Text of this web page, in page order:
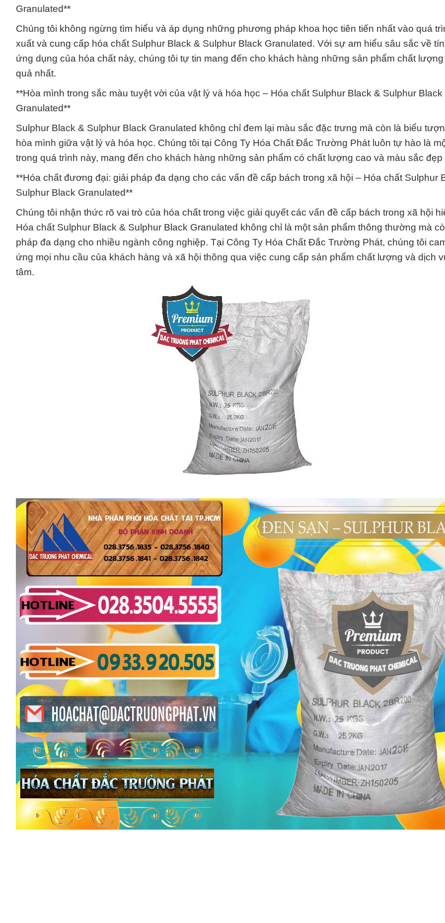
Granulated**
Chúng tôi không ngừng tìm hiểu và áp dụng những phương pháp khoa học tiên tiến nhất vào quá
xuất và cung cấp hóa chất Sulphur Black & Sulphur Black Granulated. Với sự am hiểu sâu sắc về
ứng dụng của hóa chất này, chúng tôi tự tin mang đến cho khách hàng những sản phẩm chất
quả nhất.
**Hòa mình trong sắc màu tuyệt vời của vật lý và hóa học – Hóa chất Sulphur Black & Sulphur Black
Granulated**
Sulphur Black & Sulphur Black Granulated không chỉ đem lại màu sắc đặc trưng mà còn là biểu
hòa mình giữa vật lý và hóa học. Chúng tôi tại Công Ty Hóa Chất Đắc Trường Phát luôn tự hào là
trong quá trình này, mang đến cho khách hàng những sản phẩm có chất lượng cao và màu sắc đẹp
**Hóa chất đương đại: giải pháp đa dạng cho các vấn đề cấp bách trong xã hội – Hóa chất Sulphur
Sulphur Black Granulated**
Chúng tôi nhận thức rõ vai trò của hóa chất trong việc giải quyết các vấn đề cấp bách trong xã hội
Hóa chất Sulphur Black & Sulphur Black Granulated không chỉ là một sản phẩm thông thường mà
pháp đa dạng cho nhiều ngành công nghiệp. Tại Công Ty Hóa Chất Đắc Trường Phát, chúng tôi
ứng mọi nhu cầu của khách hàng và xã hội thông qua việc cung cấp sản phẩm chất lượng và dịch
tâm.